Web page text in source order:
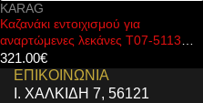
KARAG
Καζανάκι εντοιχισμού για
αναρτώμενες λεκάνες T07-5113
KARAG
321.00€
ΕΠΙΚΟΙΝΩΝΙΑ
Ι. ΧΑΛΚΙΔΗ 7, 56121